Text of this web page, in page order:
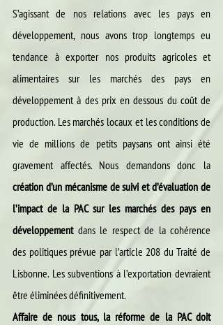
S’agissant de nos relations avec les pays en
développement, nous avons trop longtemps eu
tendance à exporter nos produits agricoles et
alimentaires sur les marchés des pays en
développement à des prix en dessous du coût de
production. Les marchés locaux et les conditions de
vie de millions de petits paysans ont ainsi été
création d’un mécanisme de suivi et d’évaluation de
l’impact de la PAC sur les marchés des pays en
développement dans le respect de la cohérence
des politiques prévue par l’article 208 du Traité de
Lisbonne. Les subventions à l’exportation devraient
être éliminées définitivement.
Affaire de nous tous, la réforme de la PAC doit